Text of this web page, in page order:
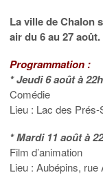
La ville de Chalon
air du 6 au 27 août.
Programmation :
* Jeudi 6 août à
Comédie
Lieu : Lac des
* Mardi 11 août à
Film d’animation
Lieu : Aubépins, rue